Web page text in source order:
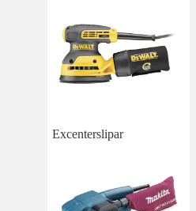
Excenterslipar